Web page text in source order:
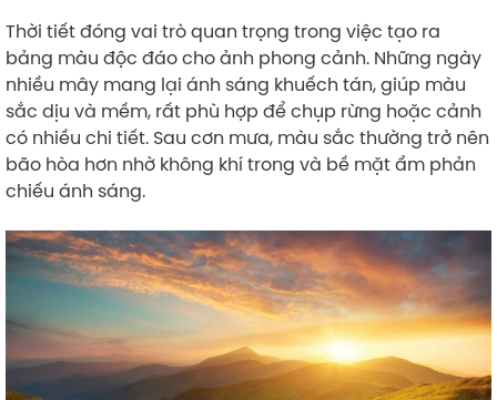
Thời tiết đóng vai trò quan trọng trong việc tạo ra
bảng màu độc đáo cho ảnh phong cảnh. Những ngày
nhiều mây mang lại ánh sáng khuếch tán, giúp màu
sắc dịu và mềm, rất phù hợp để chụp rừng hoặc cảnh
có nhiều chi tiết. Sau cơn mưa, màu sắc thường trở nên
bão hòa hơn nhờ không khí trong và bề mặt ẩm phản
chiếu ánh sáng.